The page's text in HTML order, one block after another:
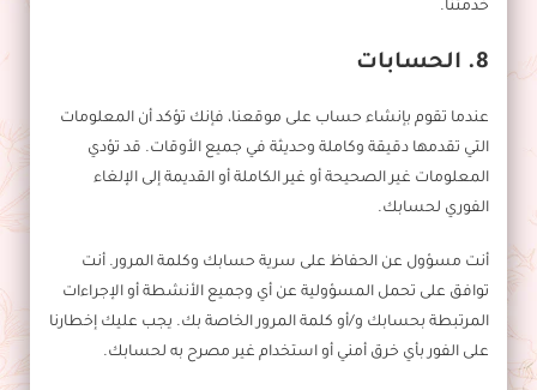
خدمتنا.
8. الحسابات
عندما تقوم بإنشاء حساب على موقعنا، فإنك تؤكد أن المعلومات
التي تقدمها دقيقة وكاملة وحديثة في جميع الأوقات. قد تؤدي
المعلومات غير الصحيحة أو غير الكاملة أو القديمة إلى الإلغاء
الفوري لحسابك.
أنت مسؤول عن الحفاظ على سرية حسابك وكلمة المرور. أنت
توافق على تحمل المسؤولية عن أي وجميع الأنشطة أو الإجراءات
المرتبطة بحسابك و/أو كلمة المرور الخاصة بك. يجب عليك إخطارنا
على الفور بأي خرق أمني أو استخدام غير مصرح به لحسابك.